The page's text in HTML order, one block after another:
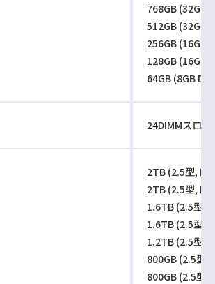
768GB (32GB
512GB (32GB
256GB (16GB
128GB (16GB
64GB (8GB
24DIMMスロ
2TB (2.5型,
2TB (2.5型,
1.6TB (2.5型,
1.6TB (2.5型,
1.2TB (2.5型,
800GB (2.5型,
800GB (2.5型,